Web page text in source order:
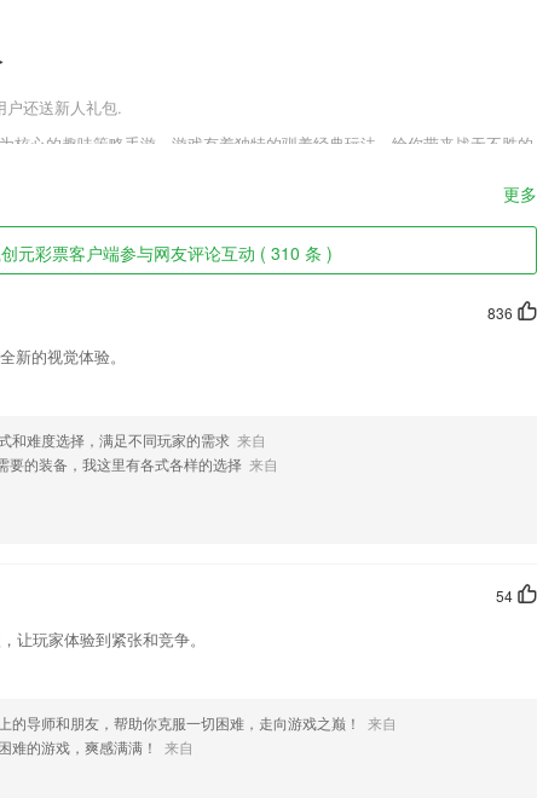
户还送新人礼包.
核心的趣味策略手游，游戏有着独特的驯养经典玩法，给你带来战无不胜的
错过，欢迎下载。
人声播报，感受同声传译般的体验。
指标，增加门店营业额;
验，带给用户更多优质的使用服务；
藏在普通图片中分享。
参加在线教育考试，提供国家法律职业资格考试远程培训服务
平台海量免费精品课程内容。
行学习，为2265自考考生提供全方位的网络助学服务的软件，详实地记录自
和模拟题以供考生练习，为考生助力。
文言文储备量，学习文言文更轻松。
?
更多
元彩票客户端参与网友评论互动 ( 310 条 )
836
新的视觉体验。
和难度选择，满足不同玩家的需求 来自
要的装备，我这里有各式各样的选择 来自
54
让玩家体验到紧张和竞争。
的导师和朋友，帮助你克服一切困难，走向游戏之巅！
来自
难的游戏，爽感满满！
来自